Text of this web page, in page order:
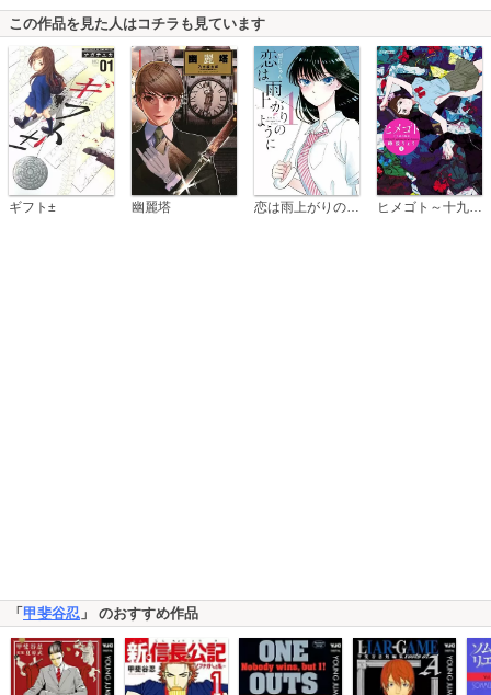
この作品を見た人はコチラも見ています
ギフト± 幽麗塔 恋は雨上がりのように ヒメゴト～十九歳の制服～
「 甲斐谷忍 」 のおすすめ作品